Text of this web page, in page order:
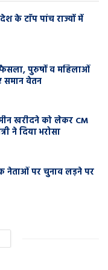
के टाॅप पांच राज्यों में
फैसला, पुरुषों व महिलाओं
वेतन
खरीदने को लेकर CM
ने दिया भरोसा
नेताओं पर चुनाव लड़ने पर